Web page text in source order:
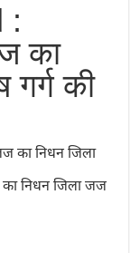
:
का
की
निधन जिला जज